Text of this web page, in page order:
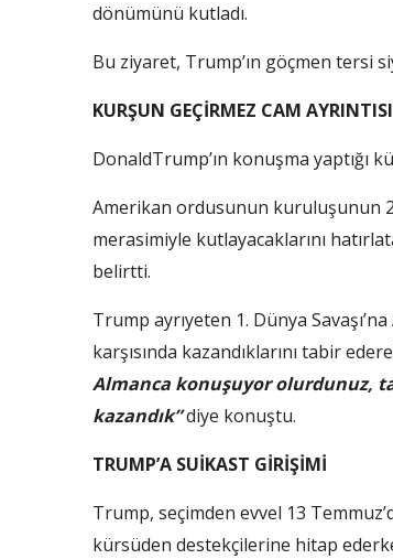
dönümünü kutladı.
Bu ziyaret, Trump’ın göçmen tersi
KURŞUN GEÇİRMEZ CAM AYRINTISI
DonaldTrump’ın konuşma yaptığı
Amerikan ordusunun kuruluşunun
merasimiyle kutlayacaklarını
belirtti.
Trump ayrıyeten 1. Dünya
karşısında kazandıklarını tabir
Almanca konuşuyor olurdunuz,
kazandık”diye konuştu.
TRUMP’A SUİKAST GİRİŞİMİ
Trump, seçimden evvel 13
kürsüden destekçilerine hitap